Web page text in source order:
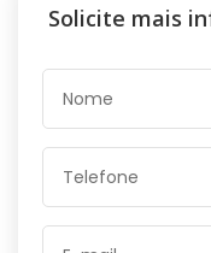
Solicite mais